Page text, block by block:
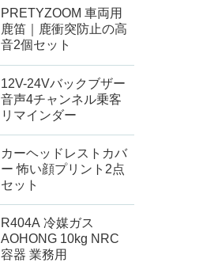
PRETYZOOM 車両用
鹿笛｜鹿衝突防止の高
音2個セット
12V-24Vバックブザー
音声4チャンネル乗客
リマインダー
カーヘッドレストカバ
ー 怖い顔プリント2点
セット
R404A 冷媒ガス
AOHONG 10kg NRC
容器 業務用